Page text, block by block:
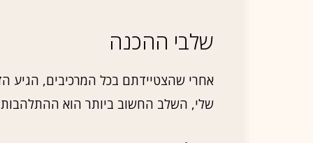
שלבי ההכנה
אחרי שהצטיידתם בכל המרכיבים, הגיע
שלי, השלב החשוב ביותר הוא